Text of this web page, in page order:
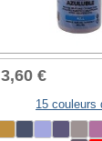
3,60 €
15 couleurs